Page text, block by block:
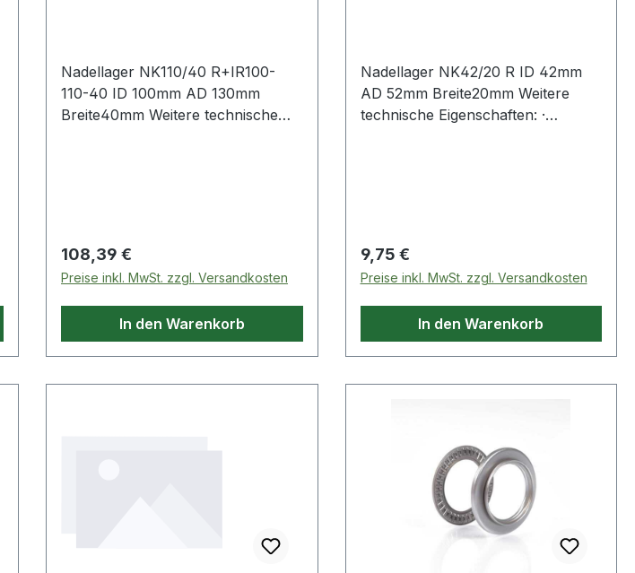
Nadellager NK110/40 R+IR100-
110-40 ID 100mm AD 130mm
Breite40mm Weitere technische
Regulärer Preis:
108,39 €
Preise inkl. MwSt. zzgl. Versandkosten
In den Warenkorb
Nadellager NK42/20 R ID 42mm
AD 52mm Breite20mm Weitere
technische Eigenschaften: ·
Regulärer Preis:
9,75 €
Preise inkl. MwSt. zzgl. Versandkosten
In den Warenkorb